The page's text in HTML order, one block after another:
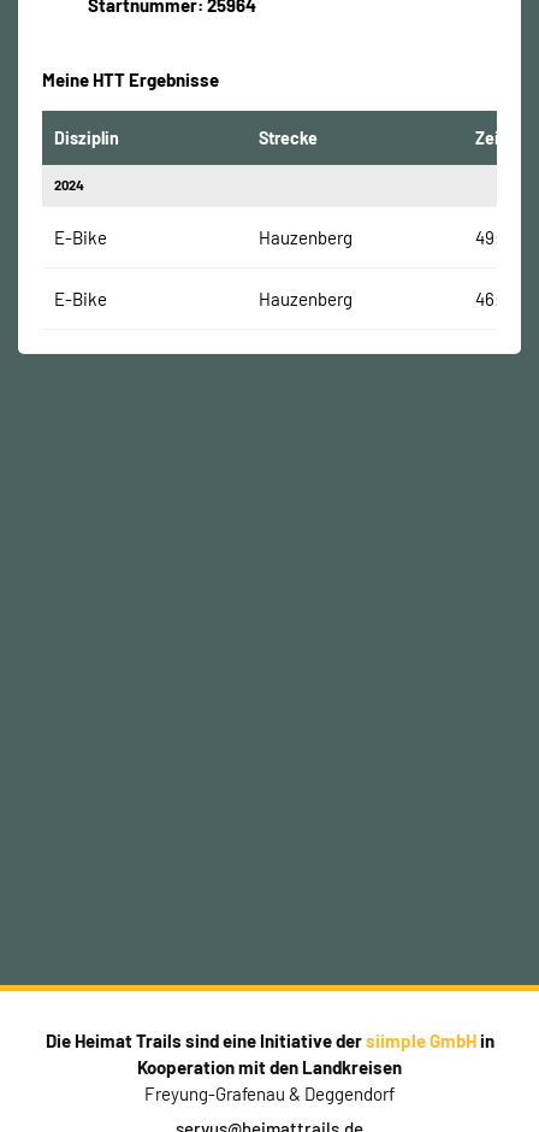
Startnummer: 25964
Meine HTT Ergebnisse
Disziplin Strecke Zeit
2024
E-Bike Hauzenberg 49:10
E-Bike Hauzenberg 46:03
Die Heimat Trails sind eine Initiative dersiimple GmbHin
Kooperation mit den Landkreisen
Freyung-Grafenau & Deggendorf